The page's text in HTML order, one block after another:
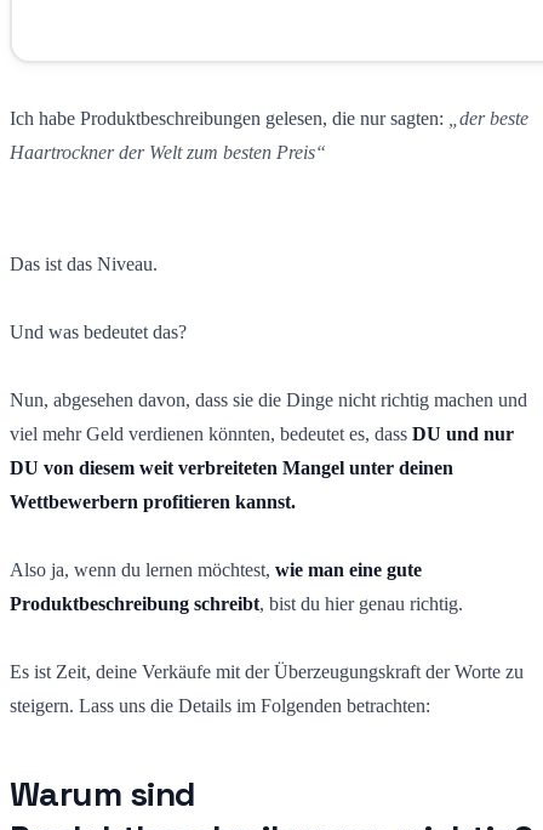
Ich habe Produktbeschreibungen gelesen, die nur sagten:
„der beste
Haartrockner der Welt zum besten Preis“
Das ist das Niveau.
Und was bedeutet das?
Nun, abgesehen davon, dass sie die Dinge nicht richtig machen und
viel mehr Geld verdienen könnten, bedeutet es, dass DU und nur
DU von diesem weit verbreiteten Mangel unter deinen
Wettbewerbern profitieren kannst.
Also ja, wenn du lernen möchtest, wie man eine gute
Produktbeschreibung schreibt, bist du hier genau richtig.
Es ist Zeit, deine Verkäufe mit der Überzeugungskraft der Worte zu
steigern. Lass uns die Details im Folgenden betrachten:
Warum sind